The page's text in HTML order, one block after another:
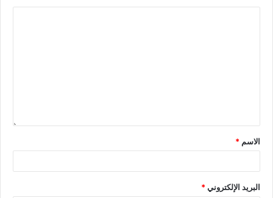
الاسم *
البريد الإلكتروني*